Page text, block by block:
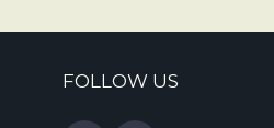
FOLLOW US